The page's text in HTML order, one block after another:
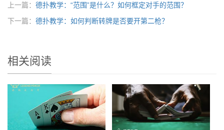
上一篇： 德扑教学：“范围”是什么？如何框定对手的范围？
下一篇： 德扑教学：如何判断转牌是否要开第二枪？
相关阅读